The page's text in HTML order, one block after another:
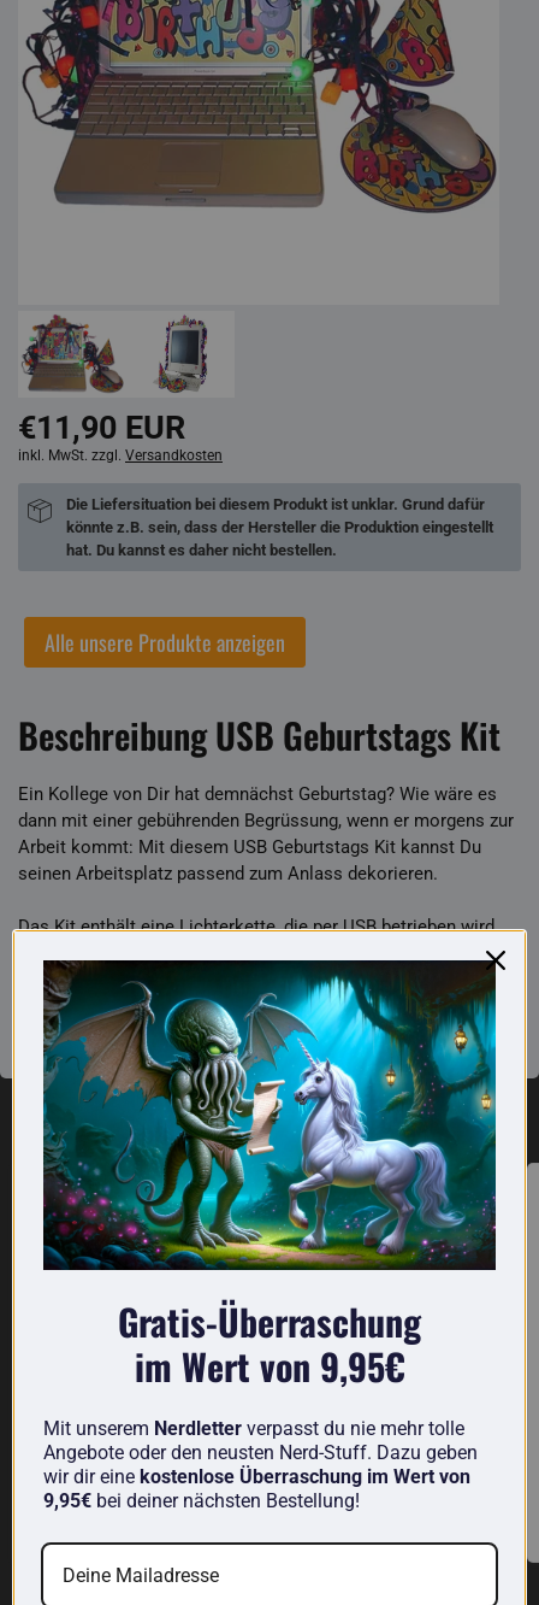
€11,90 EUR
inkl. MwSt. zzgl. Versandkosten
Die Liefersituation bei diesem Produkt ist unklar. Grund dafür
könnte z.B. sein, dass der Hersteller die Produktion eingestellt
hat. Du kannst es daher nicht bestellen.
Alle unsere Produkte anzeigen
Beschreibung USB Geburtstags Kit
Ein Kollege von Dir hat demnächst Geburtstag? Wie wäre es
dann mit einer gebührenden Begrüssung, wenn er morgens zur
Arbeit kommt: Mit diesem USB Geburtstags Kit kannst Du
seinen Arbeitsplatz passend zum Anlass dekorieren.
Das Kit enthält eine Lichterkette, die per USB betrieben wird,
ein Mauspad, sowie ein Hut und eine Aufstellkarte. Zusätzlich
wird ein Bildschirmschoner mitgeliefert, der auch auf dem
Monitor ein zum Anlass passendes Bild anzeigt (Software
unter Windows und Mac OS X (< 10.5) lauffähig).
Aktuell lieferbar aus der Kategorie Technik
Cyber Clean
Cyber Clean
€11,22
Auf Lager
Analoger Roboterbausatz
Analoger Roboterbausatz
€30,71
Auf Lager
Gratis-Überraschung
im Wert von 9,95€
Mit unserem Nerdletter verpasst du nie mehr tolle
Angebote oder den neusten Nerd-Stuff. Dazu geben
wir dir eine kostenlose Überraschung im Wert von
9,95€ bei deiner nächsten Bestellung!